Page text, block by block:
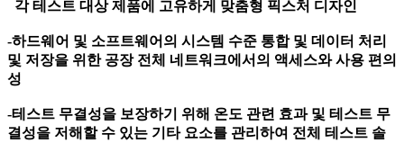
각 테스트 대상 제품에 고유하게 맞춤형 픽스처 디자인
-하드웨어 및 소프트웨어의 시스템 수준 통합 및 데이터 처리
및 저장을 위한 공장 전체 네트워크에서의 액세스와 사용 편의
성
-테스트 무결성을 보장하기 위해 온도 관련 효과 및 테스트 무
결성을 저해할 수 있는 기타 요소를 관리하여 전체 테스트 솔